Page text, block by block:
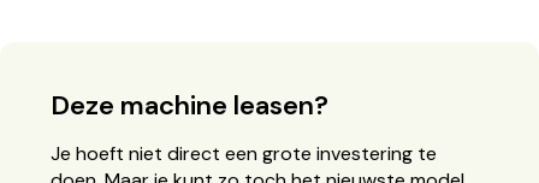
Deze machine leasen?
Je hoeft niet direct een grote investering te